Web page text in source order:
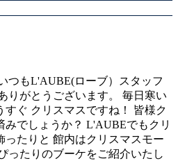
つもL'AUBE(ローブ）スタッフ
りがとうございます。 毎日寒い
すぐ クリスマスですね！ 皆様ク
みでしょうか？ L'AUBEでもクリ
ったりと 館内はクリスマスモー
ったりのブーケをご紹介いたし